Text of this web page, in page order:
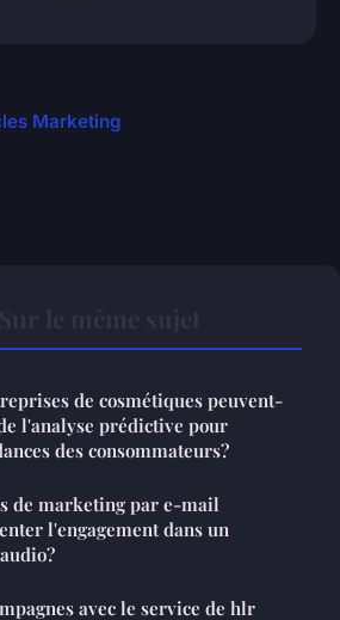
Marketing
de cosmétiques peuvent-
l'analyse prédictive pour
des consommateurs?
de marketing par e-mail
l'engagement dans un
avec le service de hlr